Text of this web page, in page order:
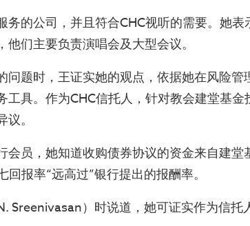
的公司，并且符合CHC视听的需要。她表
们主要负责演唱会及大型会议。
问题时，王证实她的观点，依据她在风险管
工具。作为CHC信托人，针对教会建堂基金
。
会员，她知道收购债券协议的资金来自建堂
报率“远高过”银行提出的报酬率。
Sreenivasan）时说道，她可证实作为信托